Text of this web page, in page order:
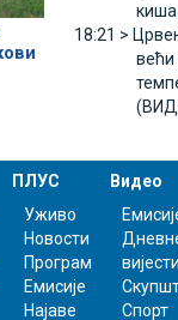
киша
18:21 >
већи
ПЛУС
Уживо
Новости
Програм
Емисије
Најаве
Видео
вијести
Спорт